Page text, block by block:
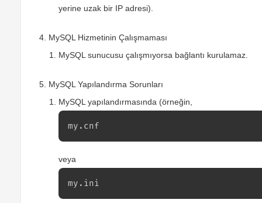
yerine uzak bir IP adresi).
MySQL Hizmetinin Çalışmaması
MySQL sunucusu çalışmıyorsa bağlantı kurulamaz.
MySQL Yapılandırma Sorunları
MySQL yapılandırmasında (örneğin,
my.cnf
veya
my.ini